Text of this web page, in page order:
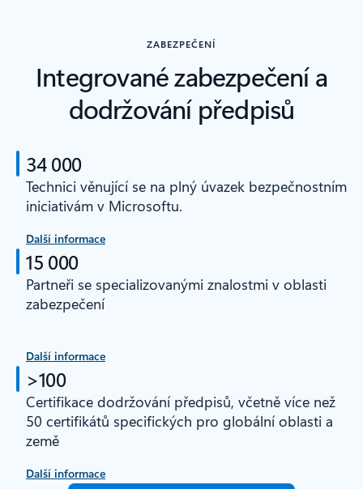
ZABEZPEČENÍ
Integrované zabezpečení a
dodržování předpisů
34 000
Technici věnující se na plný úvazek bezpečnostním
iniciativám v Microsoftu.
Další informace
15 000
Partneři se specializovanými znalostmi v oblasti
zabezpečení
Další informace
>100
Certifikace dodržování předpisů, včetně více než
50 certifikátů specifických pro globální oblasti a
země
Další informace